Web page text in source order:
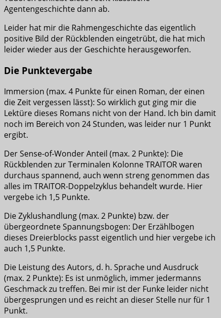
Agentengeschichte dann ab.
Leider hat mir die Rahmengeschichte das eigentlich
positive Bild der Rückblenden eingetrübt, die hat mich
leider wieder aus der Geschichte herausgeworfen.
Die Punktevergabe
Immersion (max. 4 Punkte für einen Roman, der einen
die Zeit vergessen lässt): So wirklich gut ging mir die
Lektüre dieses Romans nicht von der Hand. Ich bin damit
noch im Bereich von 24 Stunden, was leider nur 1 Punkt
ergibt.
Der Sense-of-Wonder Anteil (max. 2 Punkte): Die
Rückblenden zur Terminalen Kolonne TRAITOR waren
durchaus spannend, auch wenn streng genommen das
alles im TRAITOR-Doppelzyklus behandelt wurde. Hier
vergebe ich 1,5 Punkte.
Die Zyklushandlung (max. 2 Punkte) bzw. der
übergeordnete Spannungsbogen: Der Erzählbogen
dieses Dreierblocks passt eigentlich und hier vergebe ich
auch 1,5 Punkte.
Die Leistung des Autors, d. h. Sprache und Ausdruck
(max. 2 Punkte): Es ist unmöglich, immer jedermanns
Geschmack zu treffen. Bei mir ist der Funke leider nicht
übergesprungen und es reicht an dieser Stelle nur für 1
Punkt.